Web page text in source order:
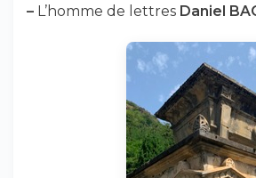
– L’homme de lettres Daniel